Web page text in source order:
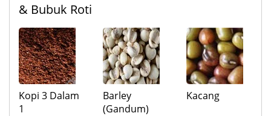
& Bubuk Roti
Kopi 3 Dalam
1
Barley
(Gandum)
Kacang